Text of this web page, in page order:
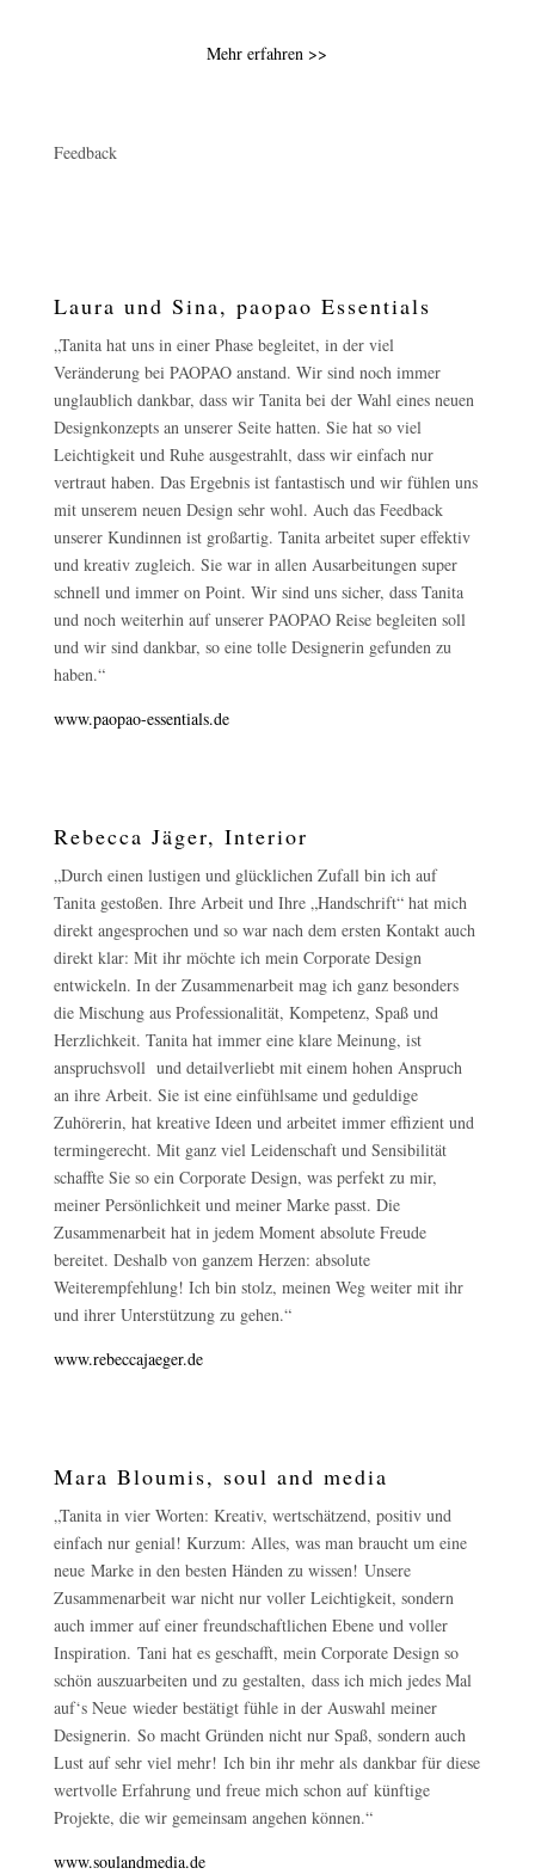
Mehr erfahren >>
Feedback
Laura und Sina, paopao Essentials
„Tanita hat uns in einer Phase begleitet, in der viel
Veränderung bei PAOPAO anstand. Wir sind noch immer
unglaublich dankbar, dass wir Tanita bei der Wahl eines neuen
Designkonzepts an unserer Seite hatten. Sie hat so viel
Leichtigkeit und Ruhe ausgestrahlt, dass wir einfach nur
vertraut haben. Das Ergebnis ist fantastisch und wir fühlen uns
mit unserem neuen Design sehr wohl. Auch das Feedback
unserer Kundinnen ist großartig. Tanita arbeitet super effektiv
und kreativ zugleich. Sie war in allen Ausarbeitungen super
schnell und immer on Point. Wir sind uns sicher, dass Tanita
und noch weiterhin auf unserer PAOPAO Reise begleiten soll
und wir sind dankbar, so eine tolle Designerin gefunden zu
haben.“
www.paopao-essentials.de
Rebecca Jäger, Interior
„Durch einen lustigen und glücklichen Zufall bin ich auf
Tanita gestoßen. Ihre Arbeit und Ihre „Handschrift“ hat mich
direkt angesprochen und so war nach dem ersten Kontakt auch
direkt klar: Mit ihr möchte ich mein Corporate Design
entwickeln. In der Zusammenarbeit mag ich ganz besonders
die Mischung aus Professionalität, Kompetenz, Spaß und
Herzlichkeit. Tanita hat immer eine klare Meinung, ist
anspruchsvoll und detailverliebt mit einem hohen Anspruch
an ihre Arbeit. Sie ist eine einfühlsame und geduldige
Zuhörerin, hat kreative Ideen und arbeitet immer effizient und
termingerecht. Mit ganz viel Leidenschaft und Sensibilität
schaffte Sie so ein Corporate Design, was perfekt zu mir,
meiner Persönlichkeit und meiner Marke passt. Die
Zusammenarbeit hat in jedem Moment absolute Freude
bereitet. Deshalb von ganzem Herzen: absolute
Weiterempfehlung! Ich bin stolz, meinen Weg weiter mit ihr
und ihrer Unterstützung zu gehen.“
www.rebeccajaeger.de
Mara Bloumis, soul and media
„Tanita in vier Worten: Kreativ, wertschätzend, positiv und
einfach nur genial! Kurzum: Alles, was man braucht um eine
neue Marke in den besten Händen zu wissen! Unsere
Zusammenarbeit war nicht nur voller Leichtigkeit, sondern
auch immer auf einer freundschaftlichen Ebene und voller
Inspiration. Tani hat es geschafft, mein Corporate Design so
schön auszuarbeiten und zu gestalten, dass ich mich jedes Mal
auf‘s Neue wieder bestätigt fühle in der Auswahl meiner
Designerin. So macht Gründen nicht nur Spaß, sondern auch
Lust auf sehr viel mehr! Ich bin ihr mehr als dankbar für diese
wertvolle Erfahrung und freue mich schon auf künftige
Projekte, die wir gemeinsam angehen können.“
www.soulandmedia.de